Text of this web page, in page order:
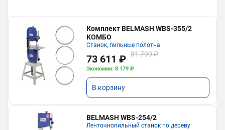
Комплект BELMASH WBS-355/2
КОМБО
Станок, пильные полотна
73 611 ₽ 81 790 ₽
Экономия: 8 179 ₽
В корзину
BELMASH WBS-254/2
Ленточнопильный станок по дереву